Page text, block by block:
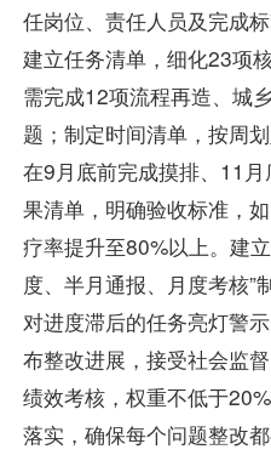
任岗位、责任人员及完成
建立任务清单，细化23项
需完成12项流程再造、城
题；制定时间清单，按周
在9月底前完成摸排、11
果清单，明确验收标准，
疗率提升至80%以上。建
度、半月通报、月度考核”
对进度滞后的任务亮灯警
布整改进展，接受社会监
绩效考核，权重不低于
落实，确保每个问题整改